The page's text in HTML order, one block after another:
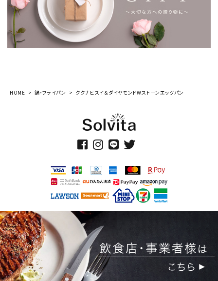
HOME 鍋・フライパン ククナヒスイ＆ダイヤモンドWストーンエッグパン